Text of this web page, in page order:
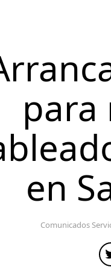
para
en
Comunicados